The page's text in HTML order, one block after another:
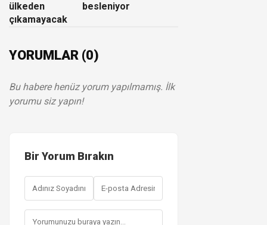
ülkeden
çıkamayacak
besleniyor
YORUMLAR (0)
Bu habere henüz yorum yapılmamış. İlk
yorumu siz yapın!
Bir Yorum Bırakın